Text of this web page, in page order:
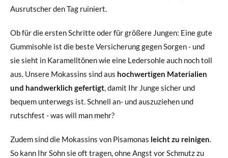
Ausrutscher den Tag ruiniert.
Ob für die ersten Schritte oder für größere Jungen: Eine gute
Gummisohle ist die beste Versicherung gegen Sorgen - und
sie sieht in Karamelltönen wie eine Ledersohle auch noch toll
aus. Unsere Mokassins sind aus hochwertigen Materialien
und handwerklich gefertigt , damit Ihr Junge sicher und
bequem unterwegs ist. Schnell an- und auszuziehen und
rutschfest - was will man mehr?
Zudem sind die Mokassins von Pisamonas leicht zu reinigen
So kann Ihr Sohn sie oft tragen, ohne Angst vor Schmutz zu